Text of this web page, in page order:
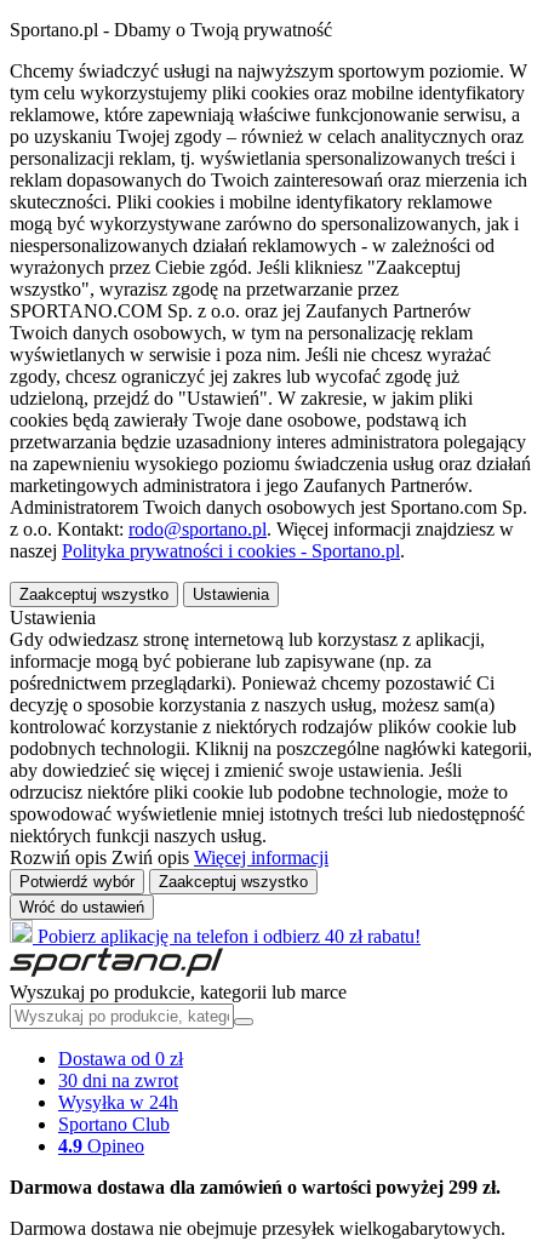
Sportano.pl - Dbamy o Twoją prywatność
Chcemy świadczyć usługi na najwyższym sportowym poziomie. W
tym celu wykorzystujemy pliki cookies oraz mobilne identyfikatory
reklamowe, które zapewniają właściwe funkcjonowanie serwisu, a
po uzyskaniu Twojej zgody – również w celach analitycznych oraz
personalizacji reklam, tj. wyświetlania spersonalizowanych treści i
reklam dopasowanych do Twoich zainteresowań oraz mierzenia ich
skuteczności. Pliki cookies i mobilne identyfikatory reklamowe
mogą być wykorzystywane zarówno do spersonalizowanych, jak i
niespersonalizowanych działań reklamowych - w zależności od
wyrażonych przez Ciebie zgód. Jeśli klikniesz "Zaakceptuj
wszystko", wyrazisz zgodę na przetwarzanie przez
SPORTANO.COM Sp. z o.o. oraz jej Zaufanych Partnerów
Twoich danych osobowych, w tym na personalizację reklam
wyświetlanych w serwisie i poza nim. Jeśli nie chcesz wyrażać
zgody, chcesz ograniczyć jej zakres lub wycofać zgodę już
udzieloną, przejdź do "Ustawień". W zakresie, w jakim pliki
cookies będą zawierały Twoje dane osobowe, podstawą ich
przetwarzania będzie uzasadniony interes administratora polegający
na zapewnieniu wysokiego poziomu świadczenia usług oraz działań
marketingowych administratora i jego Zaufanych Partnerów.
Administratorem Twoich danych osobowych jest Sportano.com Sp.
z o.o. Kontakt: rodo@sportano.pl. Więcej informacji znajdziesz w
naszej Polityka prywatności i cookies - Sportano.pl.
Zaakceptuj wszystko Ustawienia
Ustawienia
Gdy odwiedzasz stronę internetową lub korzystasz z aplikacji,
informacje mogą być pobierane lub zapisywane (np. za
pośrednictwem przeglądarki). Ponieważ chcemy pozostawić Ci
decyzję o sposobie korzystania z naszych usług, możesz sam(a)
kontrolować korzystanie z niektórych rodzajów plików cookie lub
podobnych technologii. Kliknij na poszczególne nagłówki kategorii,
aby dowiedzieć się więcej i zmienić swoje ustawienia. Jeśli
odrzucisz niektóre pliki cookie lub podobne technologie, może to
spowodować wyświetlenie mniej istotnych treści lub niedostępność
niektórych funkcji naszych usług.
Rozwiń opis Zwiń opis Więcej informacji
Potwierdź wybór
Zaakceptuj wszystko
Wróć do ustawień
Pobierz aplikację na telefon i odbierz 40 zł rabatu!
Wyszukaj po produkcie, kategorii lub marce
Dostawa od 0 zł
30 dni na zwrot
Wysyłka w 24h
Sportano Club
4.9 Opineo
Darmowa dostawa dla zamówień o wartości powyżej 299 zł.
Darmowa dostawa nie obejmuje przesyłek wielkogabarytowych.